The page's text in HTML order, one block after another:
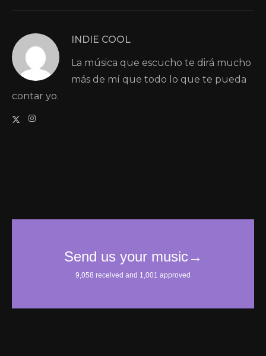
INDIE COOL
La música que escucho te dirá mucho
más de mí que todo lo que te pueda
contar yo.